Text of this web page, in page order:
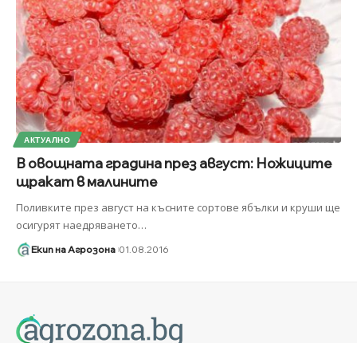
АКТУАЛНО
В овощната градина през август: Ножиците
щракат в малините
Поливките през август на късните сортове ябълки и круши ще
осигурят наедряването…
Екип на Агрозона 01.08.2016